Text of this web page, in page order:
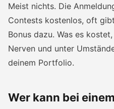
Meist nichts. Die
Contests kostenlos, oft
Bonus dazu. Was es
Nerven und unter
deinem Portfolio.
Wer kann bei